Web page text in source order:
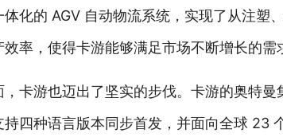
化的 AGV 自动物流系统，实现了从注
率，使得卡游能够满足市场不断增长的需
卡游也迈出了坚实的步伐。卡游的奥特
持四种语言版本同步首发，并面向全球 23